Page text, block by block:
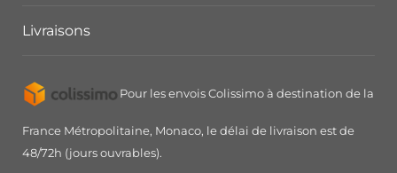
Livraisons
Pour les envois Colissimo à destination de la
France Métropolitaine, Monaco, le délai de livraison est de
48/72h (jours ouvrables).